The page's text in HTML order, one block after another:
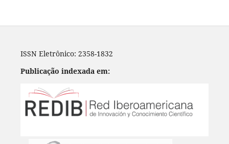
ISSN Eletrônico: 2358-1832
Publicação indexada em: